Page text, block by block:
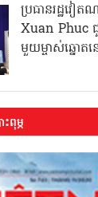
ប្រធានរដ្ឋវៀ
Xuan
មួយម្ចាស់ឆ្នោ
ពុម្ភ